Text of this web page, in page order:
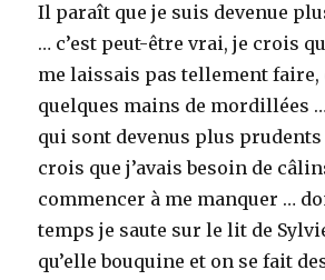
Il paraît que je suis devenue
… c’est peut-être vrai, je crois
me laissais pas tellement faire,
quelques mains de mordillées
qui sont devenus plus prudents
crois que j’avais besoin de
commencer à me manquer …
temps je saute sur le lit de
qu’elle bouquine et on se fait